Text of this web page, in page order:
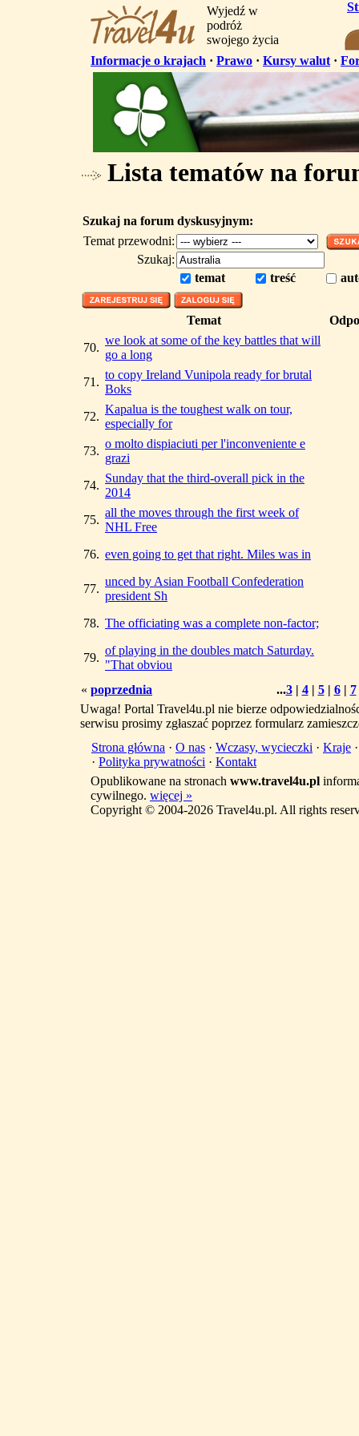
Wyjedź w
podróż
swojego życia
Informacje o krajach · Prawo · Kursy walut ·
Lista tematów na
Szukaj na forum dyskusyjnym:
Temat przewodni:
Szukaj:
temat
treść
Temat
70.
we look at some of the key battles that will
go a long
71.
to copy Ireland Vunipola ready for brutal
Boks
72.
Kapalua is the toughest walk on tour,
especially for
73.
o molto dispiaciuti per l'inconveniente e
grazi
74.
Sunday that the third-overall pick in the
2014
75.
all the moves through the first week of
NHL Free
76. even going to get that right. Miles was in
77.
unced by Asian Football Confederation
president Sh
78. The officiating was a complete non-factor;
79.
of playing in the doubles match Saturday.
"That obviou
« poprzednia ...3| 4| 5| 6| 7
Uwaga! Portal Travel4u.pl nie bierze
serwisu prosimy zgłaszać poprzez formularz
Strona główna · O nas · Wczasy, wycieczki · Kraje
· Polityka prywatności · Kontakt
Opublikowane na stronach www.travel4u.pl
cywilnego. więcej »
Copyright © 2004-2026 Travel4u.pl. All rights